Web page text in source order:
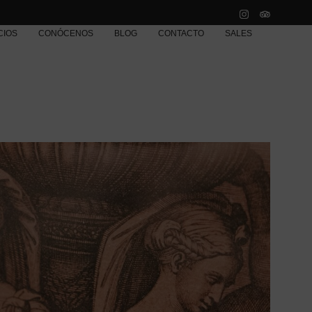
CONÓCENOS BLOG CONTACTO SALES